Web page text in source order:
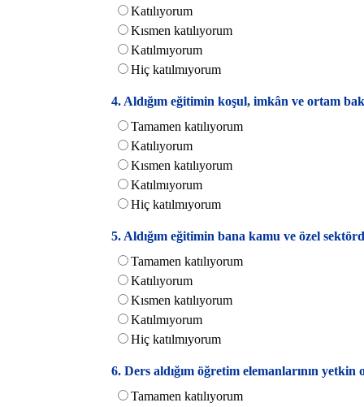
Katılıyorum
Kısmen katılıyorum
Katılmıyorum
Hiç katılmıyorum
4. Aldığım eğitimin koşul, imkân ve ortam
Tamamen katılıyorum
Katılıyorum
Kısmen katılıyorum
Katılmıyorum
Hiç katılmıyorum
5. Aldığım eğitimin bana kamu ve özel
Tamamen katılıyorum
Katılıyorum
Kısmen katılıyorum
Katılmıyorum
Hiç katılmıyorum
6. Ders aldığım öğretim elemanlarının
Tamamen katılıyorum